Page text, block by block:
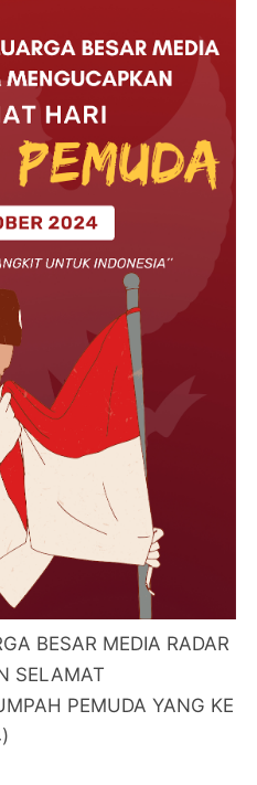
BESAR MEDIA RADAR
SELAMAT
PEMUDA YANG KE